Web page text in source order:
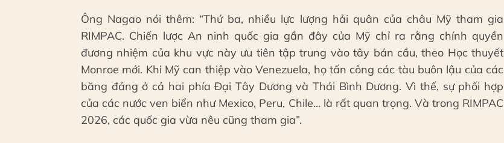
Ông Nagao nói thêm: “Thứ ba, nhiều lực lượng hải quân của châu Mỹ tham gia
RIMPAC. Chiến lược An ninh quốc gia gần đây của Mỹ chỉ ra rằng chính quyền
đương nhiệm của khu vực này ưu tiên tập trung vào tây bán cầu, theo Học thuyết
Monroe mới. Khi Mỹ can thiệp vào Venezuela, họ tấn công các tàu buôn lậu của các
băng đảng ở cả hai phía Đại Tây Dương và Thái Bình Dương. Vì thế, sự phối hợp
của các nước ven biển như Mexico, Peru, Chile… là rất quan trọng. Và trong RIMPAC
2026, các quốc gia vừa nêu cũng tham gia”.